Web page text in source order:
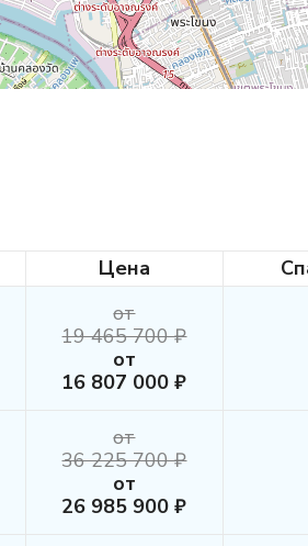
Цена
от
19 465 700 ₽
от
16 807 000 ₽
от
36 225 700 ₽
от
26 985 900 ₽